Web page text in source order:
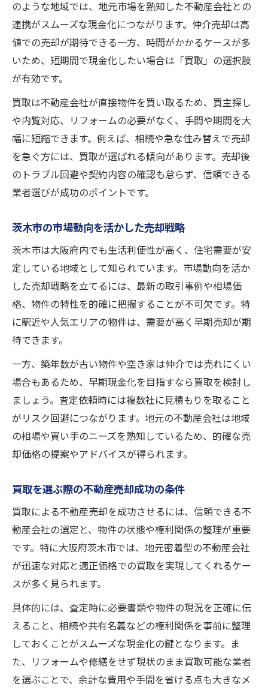
納得できる不動産売却のための判断基準
不動産売却の目的別で選ぶ最適な方法
相続物件も安心、買取を通じた資産整理実例
不動産売却で相続物件を円滑に整理する方
法
茨木市の相続物件売却で活用できる買取事
例
安心して任せる不動産売却の進め方
資産整理に役立つ不動産売却の実体験
相続物件売却で知っておきたい買取の流れ
茨木市で現状売却が選ばれるメリット
リフォームせず不動産売却を成功させるコ
不動産売却時の無駄な費用を抑える方法
現状買取によるスムーズな不動産売却
のような地域では、地元市場を熟知した不動産会社との
連携がスムーズな現金化につながります。仲介売却は高
値での売却が期待できる一方、時間がかかるケースが多
いため、短期間で現金化したい場合は「買取」の選択肢
が有効です。
買取は不動産会社が直接物件を買い取るため、買主探し
や内覧対応、リフォームの必要がなく、手間や期間を大
幅に短縮できます。例えば、相続や急な住み替えで売却
を急ぐ方には、買取が選ばれる傾向があります。売却後
のトラブル回避や契約内容の確認も怠らず、信頼できる
業者選びが成功のポイントです。
茨木市の市場動向を活かした売却戦略
茨木市は大阪府内でも生活利便性が高く、住宅需要が安
定している地域として知られています。市場動向を活か
した売却戦略を立てるには、最新の取引事例や相場価
格、物件の特性を的確に把握することが不可欠です。特
に駅近や人気エリアの物件は、需要が高く早期売却が期
待できます。
一方、築年数が古い物件や空き家は仲介では売れにくい
場合もあるため、早期現金化を目指すなら買取を検討し
ましょう。査定依頼時には複数社に見積もりを取ること
がリスク回避につながります。地元の不動産会社は地域
の相場や買い手のニーズを熟知しているため、的確な売
却価格の提案やアドバイスが得られます。
買取を選ぶ際の不動産売却成功の条件
買取による不動産売却を成功させるには、信頼できる不
動産会社の選定と、物件の状態や権利関係の整理が重要
です。特に大阪府茨木市では、地元密着型の不動産会社
が迅速な対応と適正価格での買取を実現してくれるケー
スが多く見られます。
具体的には、査定時に必要書類や物件の現況を正確に伝
えること、相続や共有名義などの権利関係を事前に整理
しておくことがスムーズな現金化の鍵となります。ま
た、リフォームや修繕をせず現状のまま買取可能な業者
を選ぶことで、余計な費用や手間を省ける点も大きなメ